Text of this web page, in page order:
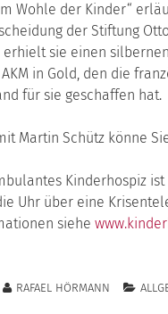
Wohle der Kinder“
der Stiftung
erhielt sie einen
in Gold, den die
für sie geschaffen hat.
Martin Schütz könne
Kinderhospiz
Uhr über eine
siehe
RAFAEL HÖRMANN